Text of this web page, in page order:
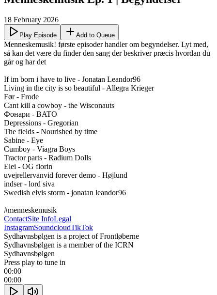
18 February 2026
Play Episode Add to Queue
Menneskemusik! første episoder handler om begyndelser. Lyt med,
så kan det være du finder den sang der beskriver præcis hvordan du
går og har det
If im born i have to live - Jonatan Leandor96
Living in the city is so beautiful - Allegra Krieger
Før - Frode
Cant kill a cowboy - the Wisconauts
Фонари - BATO
Depressions - Gregorian
The fields - Nourished by time
Sabine - Eye
Cumboy - Viagra Boys
Tractor parts - Radium Dolls
Elei - OG florin
uvejrellervanvid forever demo - Højlund
indser - lord siva
Swedish elvis storm - jonatan leandor96
#menneskemusik
ContactSite InfoLegal
InstagramSoundcloudTikTok
Sydhavnsbølgen is a project of Frontløberne
Sydhavnsbølgen is a member of the ICRN
Sydhavnsbølgen
Press play to tune in
00:00
00:00